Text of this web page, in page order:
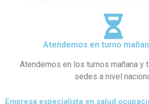
Atendemos en turno
Atendemos en los turnos mañana y
sedes a nivel
Empresa especialista en salud